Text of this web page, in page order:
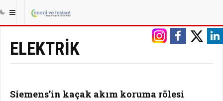
||| ANASAYFA ENERJI
ELEKTRIK
Siemens’in kaçak akım koruma rölesi